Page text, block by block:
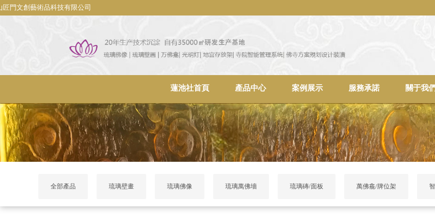
匠門文創藝術品科技有限公司
蓮池社首頁 產品中心 案例展示 服務承諾 關于我
全部產品 琉璃壁畫 琉璃佛像 琉璃萬佛墻 琉璃磚/面板 萬佛龕/牌位架